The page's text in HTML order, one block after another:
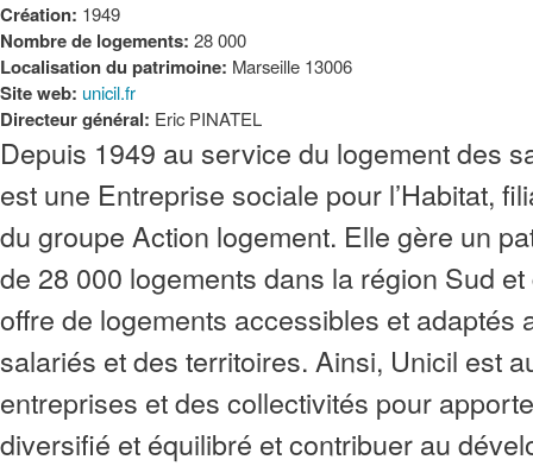
Création: 1949
Nombre de logements: 28 000
Localisation du patrimoine: Marseille 13006
Site web: unicil.fr
Directeur général: Eric PINATEL
Depuis 1949 au service du logement des
est une Entreprise sociale pour l’Habitat,
du groupe Action logement. Elle gère un
de 28 000 logements dans la région Sud
offre de logements accessibles et adaptés
salariés et des territoires. Ainsi, Unicil est
entreprises et des collectivités pour
diversifié et équilibré et contribuer au